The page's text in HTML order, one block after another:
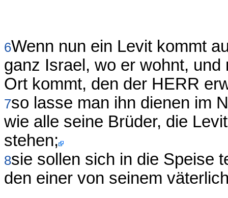
6Wenn nun ein Levit kommt
ganz Israel, wo er wohnt,
Ort kommt, den der HERR
7so lasse man ihn dienen im
wie alle seine Brüder, die
stehen;
8sie sollen sich in die Speise
den einer von seinem